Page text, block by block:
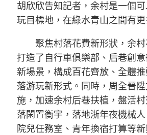
胡欣欣告知記者，余村是一個
玩目標地，在綠水青山之間有更
聚焦村落花費新形狀，余村
打造了自行車俱樂部、后巷創意
新場景，構成百花齊放、全體
落游玩新形式。同時，周全晉
施，加速余村后巷扶植，盤活
落閑置衡宇，落地浙年夜機械
院兒任務室、青年換宿打算等